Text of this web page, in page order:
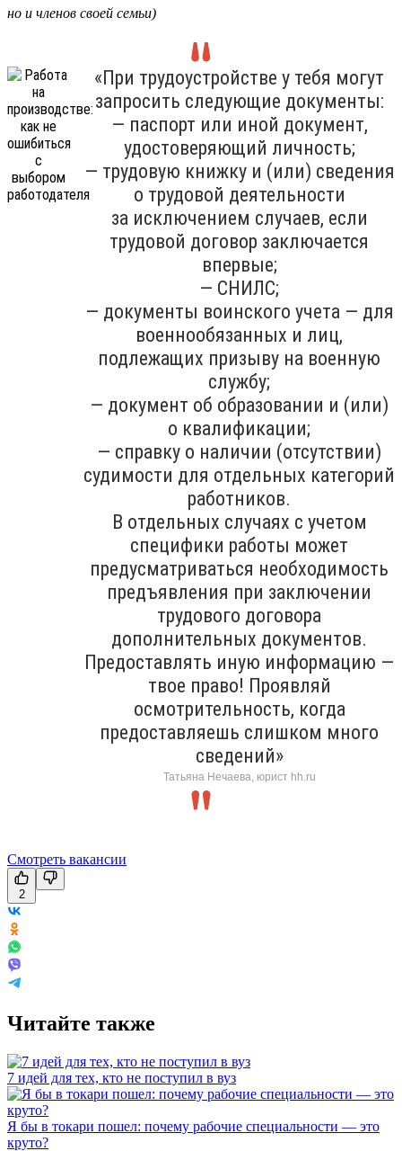
но и членов своей семьи)
«При трудоустройстве у тебя могут
запросить следующие документы:
— паспорт или иной документ,
удостоверяющий личность;
— трудовую книжку и (или) сведения
о трудовой деятельности
за исключением случаев, если
трудовой договор заключается
впервые;
— СНИЛС;
— документы воинского учета — для
военнообязанных и лиц,
подлежащих призыву на военную
службу;
— документ об образовании и (или)
о квалификации;
— справку о наличии (отсутствии)
судимости для отдельных категорий
работников.
В отдельных случаях с учетом
специфики работы может
предусматриваться необходимость
предъявления при заключении
трудового договора
дополнительных документов.
Предоставлять иную информацию —
твое право! Проявляй
осмотрительность, когда
предоставляешь слишком много
сведений»
Татьяна Нечаева, юрист hh.ru
Смотреть вакансии
2
Читайте также
7 идей для тех, кто не поступил в вуз
Я бы в токари пошел: почему рабочие специальности — это
круто?